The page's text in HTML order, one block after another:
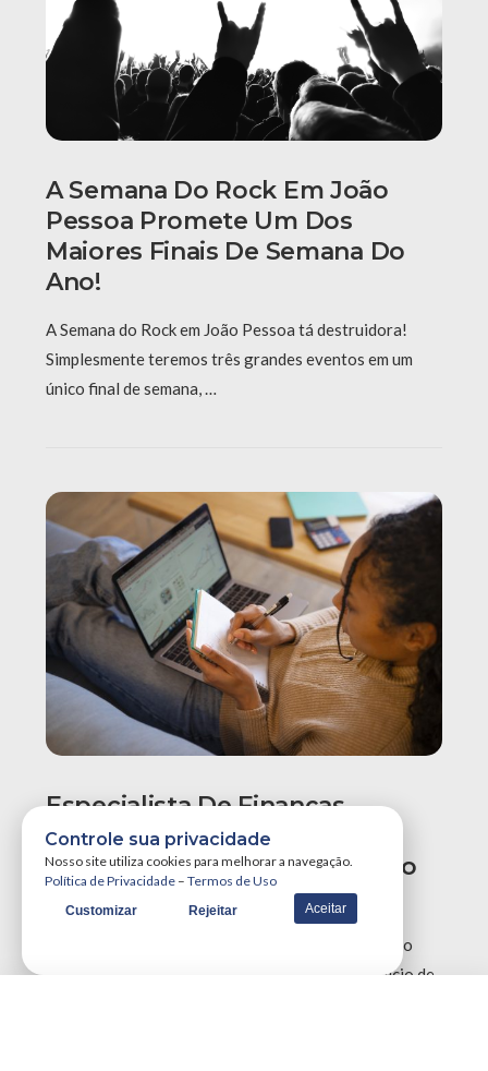
A Semana Do Rock Em João
Pessoa Promete Um Dos
Maiores Finais De Semana Do
Ano!
A Semana do Rock em João Pessoa tá destruidora!
Simplesmente teremos três grandes eventos em um
único final de semana, …
Especialista De Finanças
Recomenda Revisão Do
Orçamento Para Evitar Aperto
No Fim Do Ano
Especialistas em finanças recomendam uma revisão
urgente no planejamento orçamentário neste início de
Controle sua privacidade
Nosso site utiliza cookies para melhorar a navegação.
Política de Privacidade – Termos de Uso
Customizar Rejeitar Aceitar